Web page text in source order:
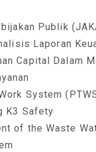
Publik
Laporan
Capital Dalam
System
K3 Safety
of the Waste